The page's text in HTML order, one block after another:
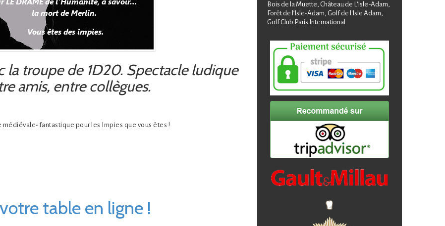
la troupe de 1D20. Spectacle ludique
amis, entre collègues.
médiévale-fantastique pour les Impies que vous êtes !
table en ligne !
Bois de la Muette, Château de L'Isle-Adam,
Forêt de l’Isle-Adam, Golf de l'Isle Adam,
Golf Club Paris International